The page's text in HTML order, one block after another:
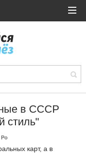
в СССР
стиль"
карт, а в